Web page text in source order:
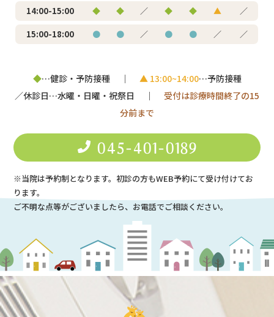
14:00-15:00
◆ ◆ ／ ◆ ◆ ▲
／
15:00-18:00
● ● ／ ● ● ／ ／
◆…健診・予防接種 ｜ ▲ 13:00~14:00…予防接種
／休診日…水曜・日曜・祝祭日 ｜
受付は診療時間終了の15
分前まで
045-401-0189
※当院は予約制となります。初診の方もWEB予約にて受け付けてお
ります。
ご不明な点等がございましたら、お電話でご相談ください。